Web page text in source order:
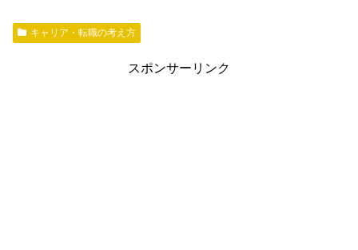
キャリア・転職の考え方
スポンサーリンク